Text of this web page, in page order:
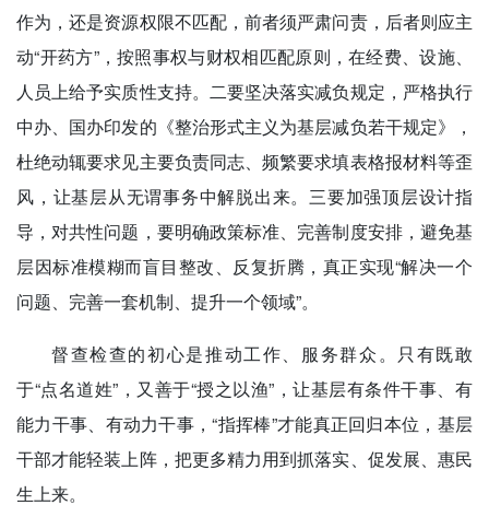
作为，还是资源权限不匹配，前者须严肃问责，后者则应主
动“开药方”，按照事权与财权相匹配原则，在经费、设施、
人员上给予实质性支持。二要坚决落实减负规定，严格执行
中办、国办印发的《整治形式主义为基层减负若干规定》，
杜绝动辄要求见主要负责同志、频繁要求填表格报材料等歪
风，让基层从无谓事务中解脱出来。三要加强顶层设计指
导，对共性问题，要明确政策标准、完善制度安排，避免基
层因标准模糊而盲目整改、反复折腾，真正实现“解决一个
问题、完善一套机制、提升一个领域”。
督查检查的初心是推动工作、服务群众。只有既敢
于“点名道姓”，又善于“授之以渔”，让基层有条件干事、有
能力干事、有动力干事，“指挥棒”才能真正回归本位，基层
干部才能轻装上阵，把更多精力用到抓落实、促发展、惠民
生上来。